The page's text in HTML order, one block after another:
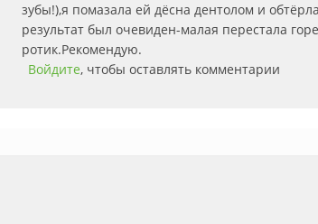
зубы!),я помазала ей дёсна дентолом и
результат был очевиден-малая перестала
ротик.Рекомендую.
Войдите, чтобы оставлять комментарии